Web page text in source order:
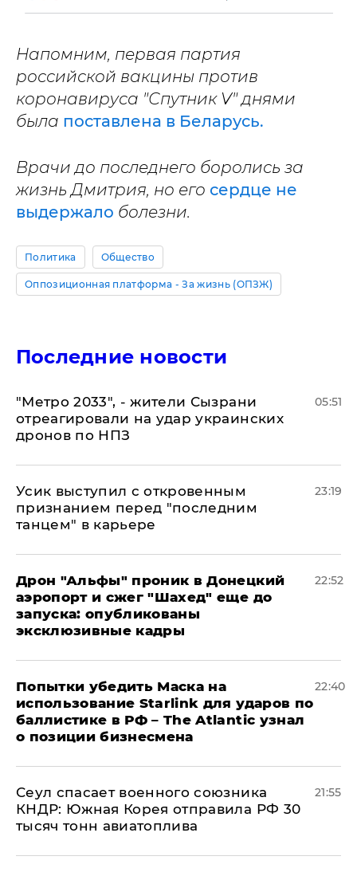
Напомним, первая партия
российской вакцины против
коронавируса "Спутник V" днями
была поставлена в Беларусь.
Врачи до последнего боролись за
жизнь Дмитрия, но его сердце не
выдержало болезни.
Политика Общество
Оппозиционная платформа - За жизнь (ОПЗЖ)
Последние новости
"Метро 2033", - жители Сызрани
отреагировали на удар украинских
дронов по НПЗ
05:51
Усик выступил с откровенным
признанием перед "последним
танцем" в карьере
23:19
Дрон "Альфы" проник в Донецкий
аэропорт и сжег "Шахед" еще до
запуска: опубликованы
эксклюзивные кадры
22:52
Попытки убедить Маска на
использование Starlink для ударов по
баллистике в РФ – The Atlantic узнал
о позиции бизнесмена
22:40
​Сеул спасает военного союзника
КНДР: Южная Корея отправила РФ 30
тысяч тонн авиатоплива
21:55